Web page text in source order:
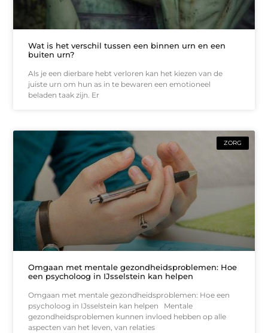
Wat is het verschil tussen een binnen urn en een
buiten urn?
Als je een dierbare hebt verloren kan het kiezen van de
juiste urn om hun as in te bewaren een emotioneel
beladen taak zijn. Er
ZORG
Omgaan met mentale gezondheidsproblemen: Hoe
een psycholoog in IJsselstein kan helpen
Omgaan met mentale gezondheidsproblemen: Hoe een
psycholoog in IJsselstein kan helpen Mentale
gezondheidsproblemen kunnen invloed hebben op alle
aspecten van het leven, van relaties